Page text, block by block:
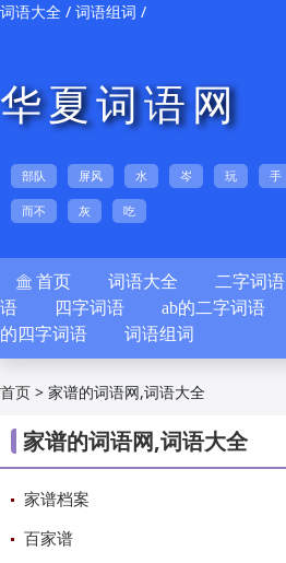
词语大全 / 词语组词 /
华夏词语网
部队 屏风 水 岑 玩 手
而不 灰 吃
 首页 词语大全 二字词语
语
四字词语 ab的二字词语
的四字词语
词语组词
首页 > 家谱的词语网,词语大全
家谱的词语网,词语大全
家谱档案
百家谱